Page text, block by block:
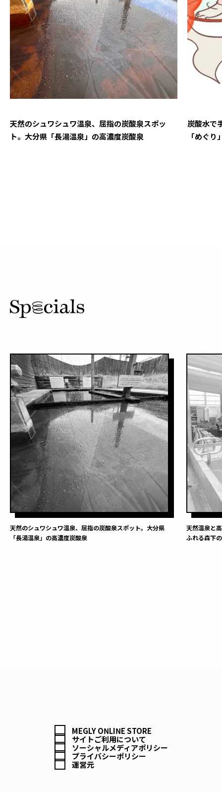
天然のシュワシュワ温泉、屈指の炭酸泉スポッ
ト。大分県「長湯温泉」の高濃度炭酸泉
炭酸水で
「めぐ
天然のシュワシュワ温泉、屈指の炭酸泉スポット。大分県
「長湯温泉」の高濃度炭酸泉
天然温泉と
ふれる森下
MEGLY ONLINE STORE
サイトご利用について
ソーシャルメディアポリシー
プライバシーポリシー
運営元